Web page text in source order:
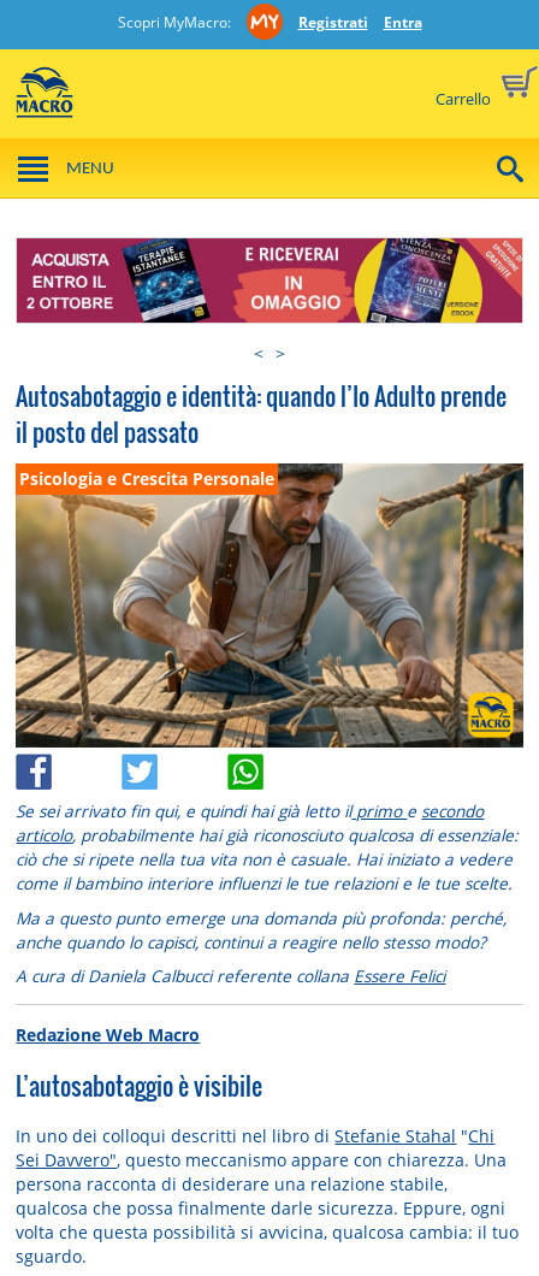
Scopri MyMacro: Registrati Entra
Carrello
MENU
< >
Autosabotaggio e identità: quando l’Io Adulto prende
il posto del passato
Psicologia e Crescita Personale
Se sei arrivato fin qui, e quindi hai già letto ilprimo e secondo
articolo, probabilmente hai già riconosciuto qualcosa di essenziale:
ciò che si ripete nella tua vita non è casuale. Hai iniziato a vedere
come il bambino interiore influenzi le tue relazioni e le tue scelte.
Ma a questo punto emerge una domanda più profonda: perché,
anche quando lo capisci, continui a reagire nello stesso modo?
A cura di Daniela Calbucci referente collana Essere Felici
Redazione Web Macro
L’autosabotaggio è visibile
In uno dei colloqui descritti nel libro diStefanie Stahal "Chi
Sei Davvero", questo meccanismo appare con chiarezza. Una
persona racconta di desiderare una relazione stabile,
qualcosa che possa finalmente darle sicurezza. Eppure, ogni
volta che questa possibilità si avvicina, qualcosa cambia: il tuo
sguardo.